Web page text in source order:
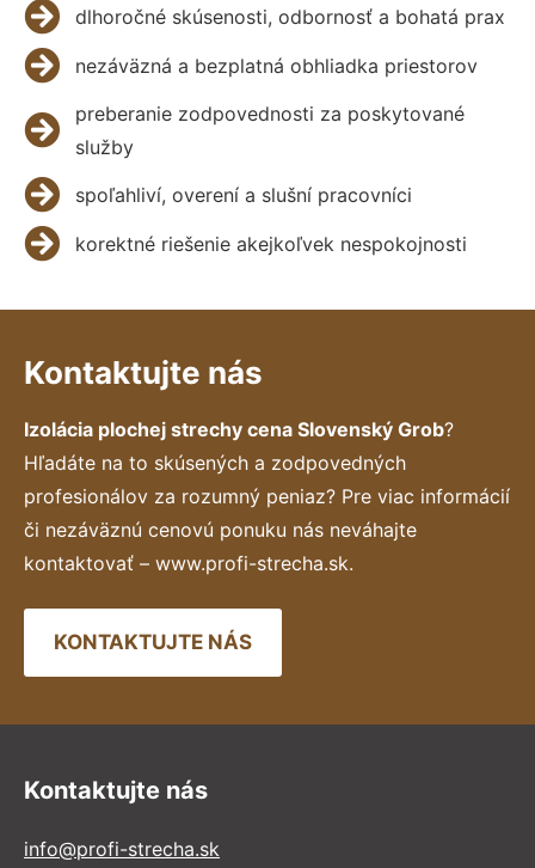
dlhoročné skúsenosti, odbornosť a bohatá prax
nezáväzná a bezplatná obhliadka priestorov
preberanie zodpovednosti za poskytované
služby
spoľahliví, overení a slušní pracovníci
korektné riešenie akejkoľvek nespokojnosti
Kontaktujte nás
Izolácia plochej strechy cena Slovenský Grob?
Hľadáte na to skúsených a zodpovedných
profesionálov za rozumný peniaz? Pre viac informácií
či nezáväznú cenovú ponuku nás neváhajte
kontaktovať – www.profi-strecha.sk.
KONTAKTUJTE NÁS
Kontaktujte nás
info@profi-strecha.sk